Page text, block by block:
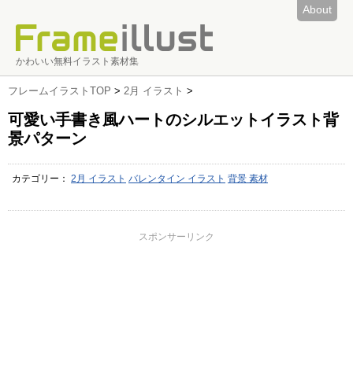
About
かわいい無料イラスト素材集
フレームイラストTOP > 2月 イラスト >
可愛い手書き風ハートのシルエットイラスト背
景パターン
カテゴリー： 2月 イラスト バレンタイン イラスト 背景 素材
スポンサーリンク